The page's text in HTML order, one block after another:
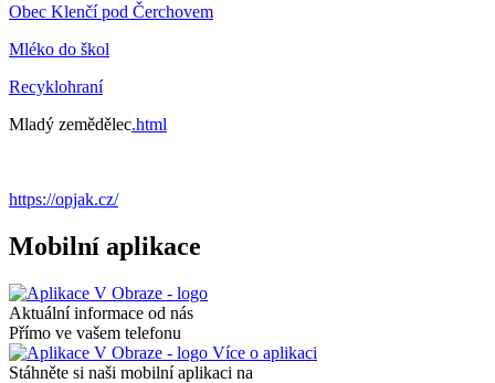
Obec Klenčí pod Čerchovem
Mléko do škol
Recyklohraní
Mladý zemědělec.html
https://opjak.cz/
Mobilní aplikace
Aktuální informace od nás
Přímo ve vašem telefonu
Více o aplikaci
Stáhněte si naši mobilní aplikaci na